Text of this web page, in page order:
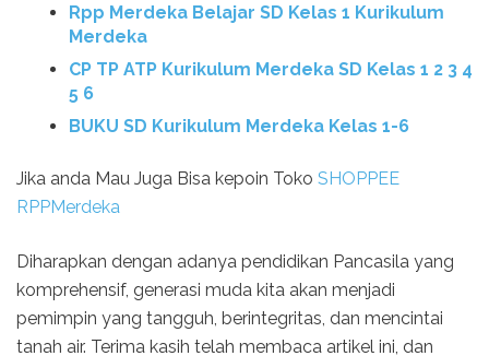
Rpp Merdeka Belajar SD Kelas 1 Kurikulum
Merdeka
CP TP ATP Kurikulum Merdeka SD Kelas 1 2 3 4
5 6
BUKU SD Kurikulum Merdeka Kelas 1-6
Jika anda Mau Juga Bisa kepoin Toko SHOPPEE
RPPMerdeka
Diharapkan dengan adanya pendidikan Pancasila yang
komprehensif, generasi muda kita akan menjadi
pemimpin yang tangguh, berintegritas, dan mencintai
tanah air. Terima kasih telah membaca artikel ini, dan